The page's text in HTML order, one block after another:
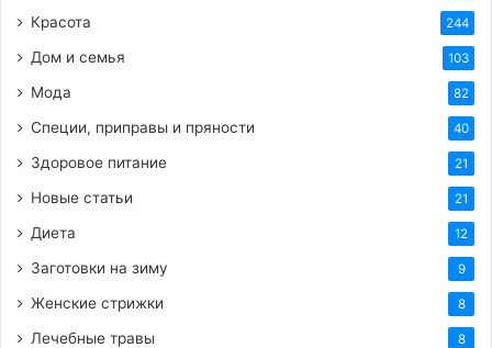
HTML-код для вставки на сайт и блог:
BB-код для вставки на форум:
Открытка доброе утро 2 июня!
HTML-код для вставки на сайт и блог:
Красота 244
Дом и семья 103
Мода 82
Специи, приправы и пряности 40
Здоровое питание 21
Новые статьи 21
Диета 12
Заготовки на зиму 9
Женские стрижки 8
Лечебные травы 8